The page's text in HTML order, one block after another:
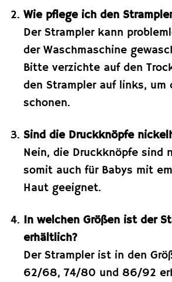
Wie pflege ich den
Der Strampler kann
der Waschmaschine
Bitte verzichte auf den
den Strampler auf links, um
schonen.
Sind die Druckknöpfe
Nein, die Druckknöpfe sind
somit auch für Babys mit
Haut geeignet.
In welchen Größen ist der
erhältlich?
Der Strampler ist in den
62/68, 74/80 und 86/92